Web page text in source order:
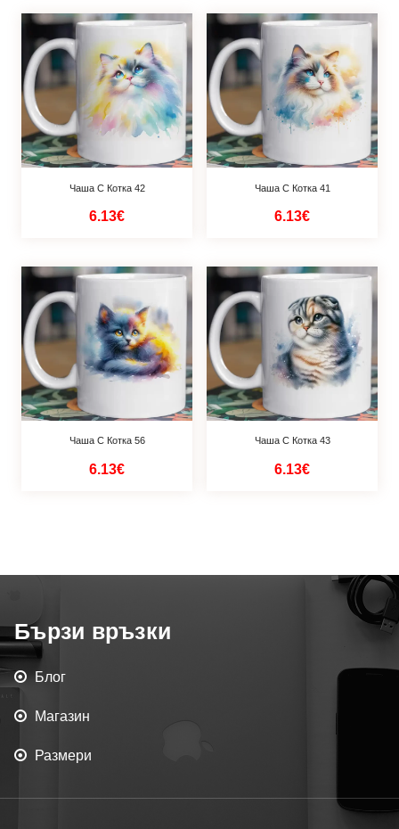
Чаша С Котка 42
6.13€
Чаша С Котка 41
6.13€
Чаша С Котка 56
6.13€
Чаша С Котка 43
6.13€
Бързи връзки
Блог
Магазин
Размери